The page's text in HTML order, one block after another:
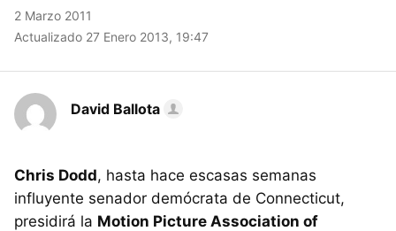
2 Marzo 2011
Actualizado 27 Enero 2013, 19:47
David Ballota
Chris Dodd, hasta hace escasas semanas
influyente senador demócrata de Connecticut,
presidirá la Motion Picture Association of